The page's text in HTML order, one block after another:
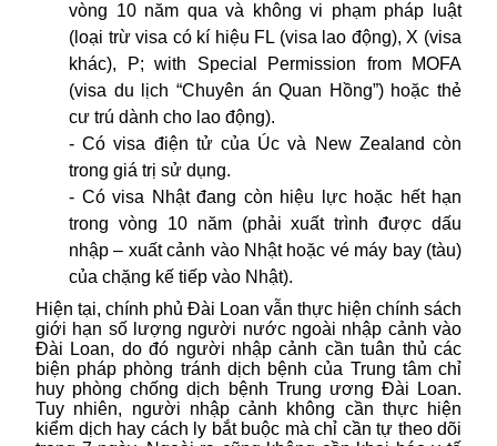
vòng 10 năm qua và không vi phạm pháp luật
(loại trừ visa có kí hiệu FL (visa lao động), X (visa
khác), P; with Special Permission from MOFA
(visa du lịch “Chuyên án Quan Hồng”) hoặc thẻ
cư trú dành cho lao động).
- Có visa điện tử của Úc và New Zealand còn
trong giá trị sử dụng.
- Có visa Nhật đang còn hiệu lực hoặc hết hạn
trong vòng 10 năm (phải xuất trình được dấu
nhập – xuất cảnh vào Nhật hoặc vé máy bay (tàu)
của chặng kế tiếp vào Nhật).
Hiện tại, chính phủ Đài Loan vẫn thực hiện chính sách
giới hạn số lượng người nước ngoài nhập cảnh vào
Đài Loan, do đó người nhập cảnh cần tuân thủ các
biện pháp phòng tránh dịch bệnh của Trung tâm chỉ
huy phòng chống dịch bệnh Trung ương Đài Loan.
Tuy nhiên, người nhập cảnh không cần thực hiện
kiểm dịch hay cách ly bắt buộc mà chỉ cần tự theo dõi